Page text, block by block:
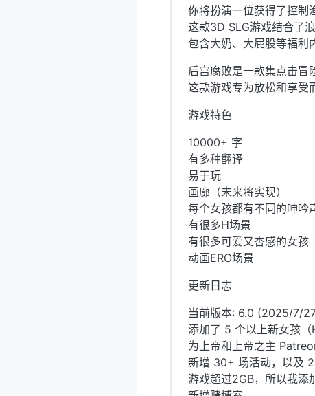
你将扮演一位获得了控制
这款3D SLG游戏结合了
包含大奶、大屁股等福利
后宫腐败是一款集点击冒
这款游戏专为放松和享受
游戏特色
10000+ 字
有多种翻译
易于玩
画廊（未来将实现）
每个女孩都有不同的呻吟
有很多H场景
有很多可爱又杏感的女孩
动画ERO场景
更新日志
当前版本: 6.0 (2025/7/
添加了 5 个以上新女孩（
为上帝和上帝之主
新增 30+ 场活动，以及
游戏超过2GB，所以我添